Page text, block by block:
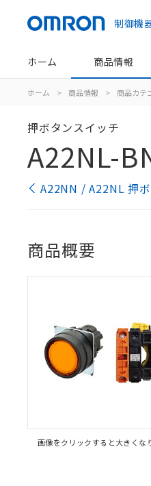
制御機
ホーム 商品情報
ホーム > 商品情報 > 商品カテ
押ボタンスイッチ
A22NL-
A22NN / A22NL 押
商品概要
画像をクリックすると大きくな